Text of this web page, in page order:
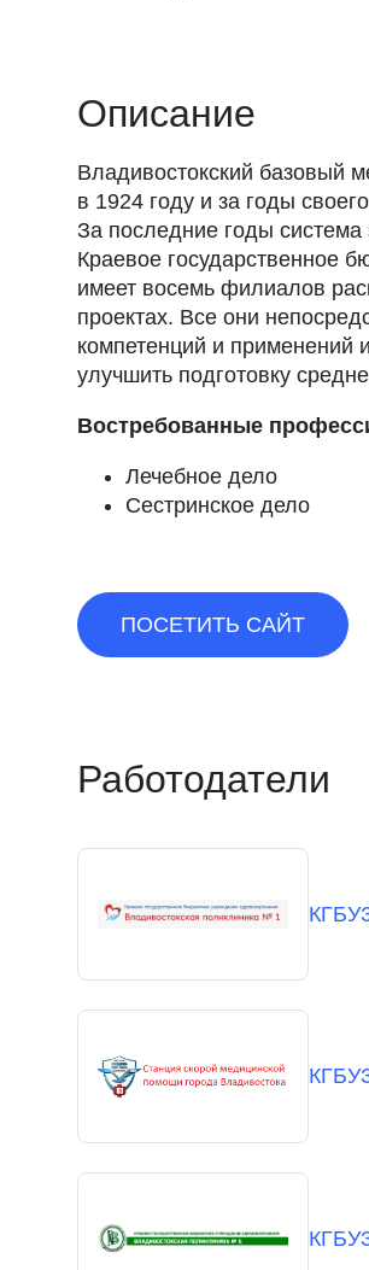
Описание
Владивостокский базовый
в 1924 году и за годы
За последние годы
Краевое государственное
имеет восемь филиалов
проектах. Все они
компетенций и применений
улучшить подготовку
Востребованные
Лечебное дело
Сестринское дело
ПОСЕТИТЬ САЙТ
Работодатели